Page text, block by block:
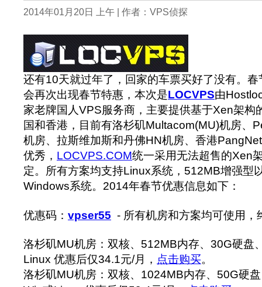
2014年01月20日 上午 | 作者：VPS侦探
还有10天就过年了，回家的车票买好了没有。
会再次出现春节特惠，本次是LOCVPS由
家老牌国人VPS服务商，主要提供基于Xen架构
国和香港，目前有洛杉矶Multacom(MU)机房、
机房、拉斯维加斯和丹佛HN机房、香港
优秀， LOCVPS.COM统一采用无法超售的Xen
定。所有方案均支持Linux系统，512MB增强型
Windows系统。2014年春节优惠信息如下：
优惠码： vpser55 - 所有机房和方案均可使用，
洛杉矶MU机房：双核、512MB内存、30G硬盘
Linux 优惠后仅34.1元/月， 点击购买。
洛杉矶MU机房：双核、1024MB内存、50G硬